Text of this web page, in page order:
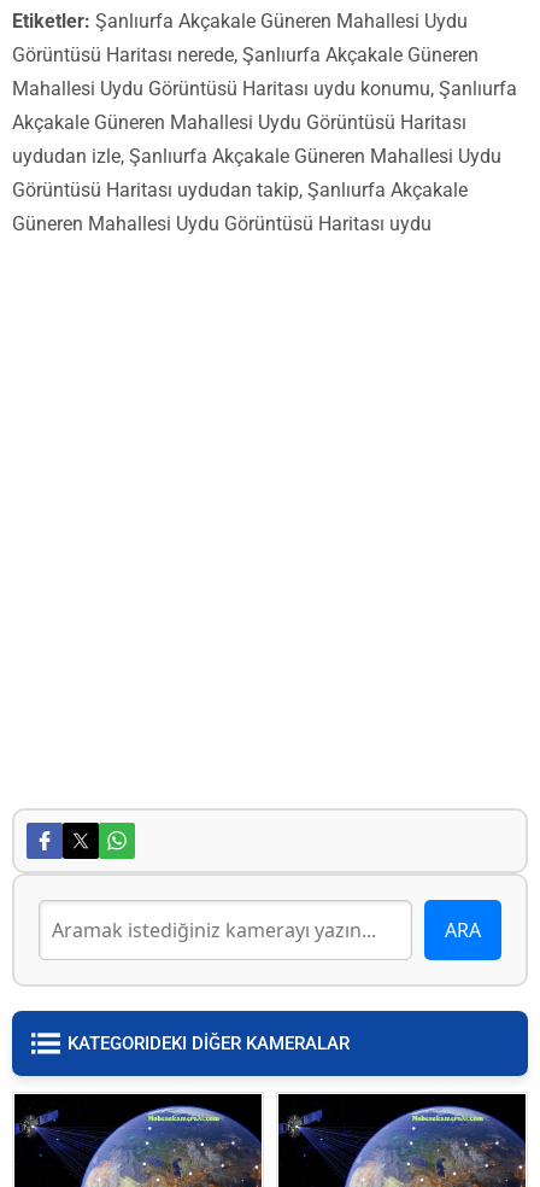
Etiketler: Şanlıurfa Akçakale Güneren Mahallesi Uydu
Görüntüsü Haritası nerede, Şanlıurfa Akçakale Güneren
Mahallesi Uydu Görüntüsü Haritası uydu konumu, Şanlıurfa
Akçakale Güneren Mahallesi Uydu Görüntüsü Haritası
uydudan izle, Şanlıurfa Akçakale Güneren Mahallesi Uydu
Görüntüsü Haritası uydudan takip, Şanlıurfa Akçakale
Güneren Mahallesi Uydu Görüntüsü Haritası uydu
KATEGORIDEKI DİĞER KAMERALAR